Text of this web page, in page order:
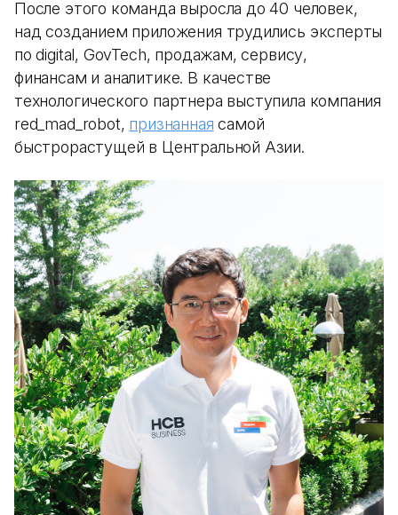
После этого команда выросла до 40 человек,
над созданием приложения трудились эксперты
по digital, GovTech, продажам, сервису,
финансам и аналитике. В качестве
технологического партнера выступила компания
red_mad_robot, признанная самой
быстрорастущей в Центральной Азии.